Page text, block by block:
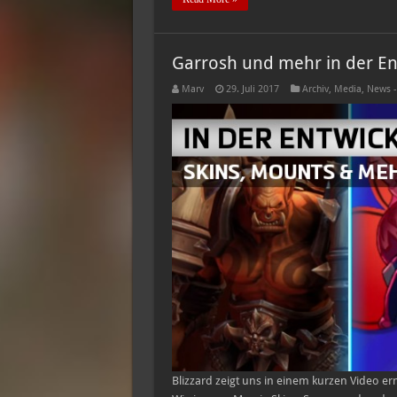
Garrosh und mehr in der
Marv 29. Juli 2017 Archiv, Media, News
Blizzard zeigt uns in einem kurzen Video